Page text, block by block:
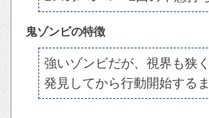
鬼ゾンビの特徴
強いゾンビだが、視界も狭
発見してから行動開始する